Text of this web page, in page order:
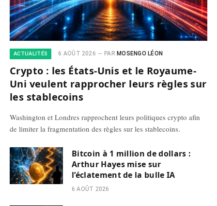
ACTUALITÉS 6 AOÛT 2026 PAR MOSENGO LÉON
Crypto : les États-Unis et le Royaume-
Uni veulent rapprocher leurs règles sur
les stablecoins
Washington et Londres rapprochent leurs politiques crypto afin
de limiter la fragmentation des règles sur les stablecoins.
Bitcoin à 1 million de dollars :
Arthur Hayes mise sur
l’éclatement de la bulle IA
6 AOÛT 2026